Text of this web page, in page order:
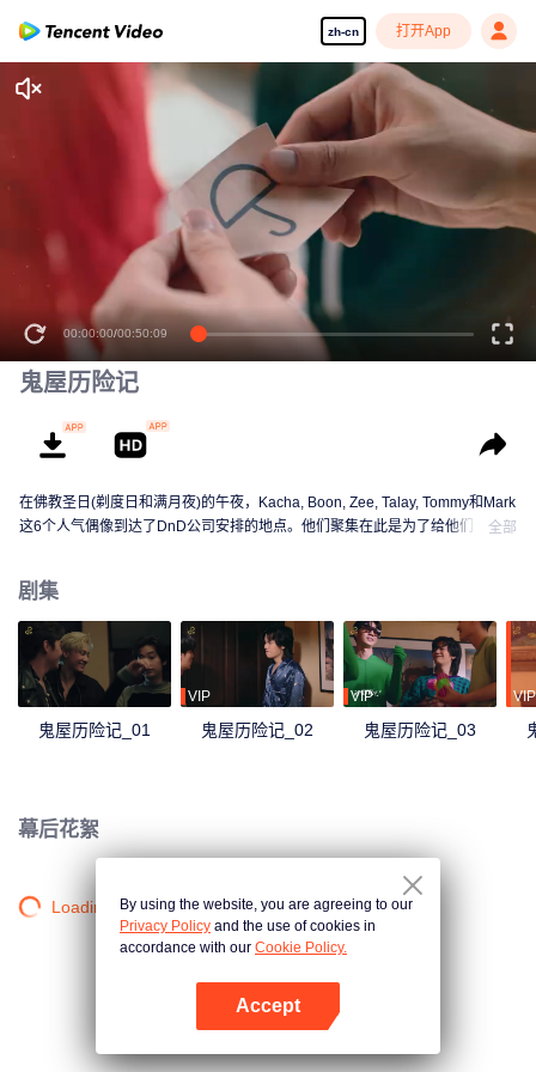
zh-cn 打开App
00:00:00/00:50:09
鬼屋历险记
在佛教圣日(剃度日和满月夜)的午夜，Kacha, Boon, Zee, Talay, Tommy和Mark
这6个人气偶像到达了DnD公司安排的地点。他们聚集在此是为了给他们今年第
并陷入了一系列混乱呢？超乎想象的意外情况诡异扭曲，令人捧腹，这个红砖
房里的神秘事件让着6个青年不得不开始他们的冒险，只为弄清发生在他们身上
的事情到底是真的幽灵作祟，还是只是他们的幻想……
全部
剧集
鬼屋历险记_01
VIP
鬼屋历险记_02
VIP
鬼屋历险记_03
VIP
幕后花絮
Loading…By using the website, you are agreeing to our
Privacy Policy and the use of cookies in
accordance with our Cookie Policy.
Accept